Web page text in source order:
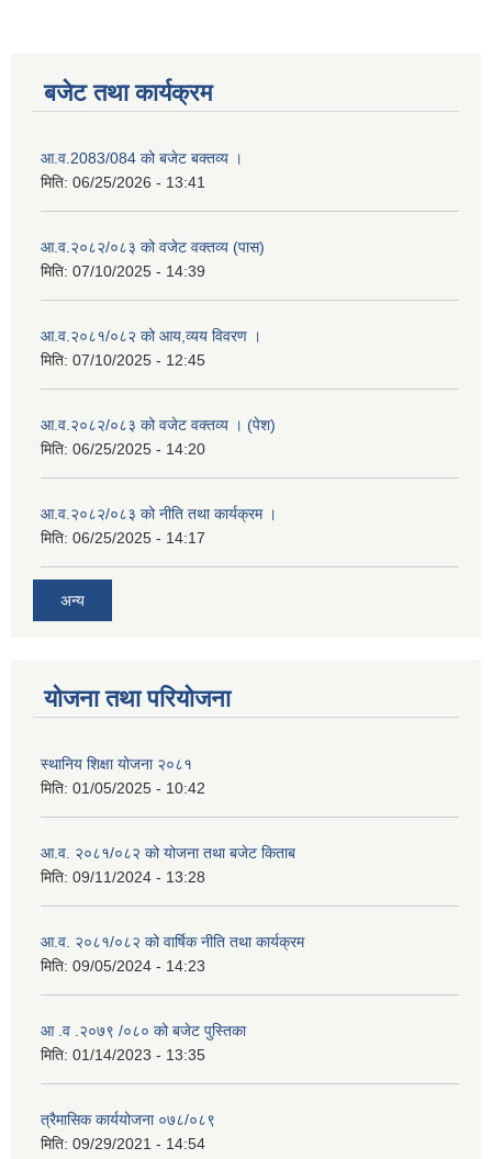
बजेट तथा कार्यक्रम
आ.व.2083/084 को बजेट बक्तव्य ।
मिति: 06/25/2026 - 13:41
आ.व.२०८२/०८३ को वजेट वक्तव्य (पास)
मिति: 07/10/2025 - 14:39
आ.व.२०८१/०८२ को आय,व्यय विवरण ।
मिति: 07/10/2025 - 12:45
आ.व.२०८२/०८३ को वजेट वक्तव्य । (पेश)
मिति: 06/25/2025 - 14:20
आ.व.२०८२/०८३ को नीति तथा कार्यक्रम ।
मिति: 06/25/2025 - 14:17
अन्य
योजना तथा परियोजना
स्थानिय शिक्षा योजना २०८१
मिति: 01/05/2025 - 10:42
आ.व. २०८१/०८२ को योजना तथा बजेट किताब
मिति: 09/11/2024 - 13:28
आ.व. २०८१/०८२ को वार्षिक नीति तथा कार्यक्रम
मिति: 09/05/2024 - 14:23
आ .व .२०७९ /०८० को बजेट पुस्तिका
मिति: 01/14/2023 - 13:35
त्रैमासिक कार्ययोजना ०७८/०८९
मिति: 09/29/2021 - 14:54